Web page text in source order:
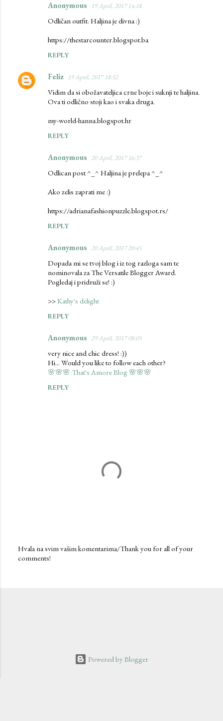
Anonymous 19 April, 2017 14:18
Odličan outfit. Haljina je divna :)
https://thestarcounter.blogspot.ba
REPLY
Feliz 19 April, 2017 18:52
Vidim da si obožavateljica crne boje i suknji te haljina.
Ova ti odlično stoji kao i svaka druga.
my-world-hanna.blogspot.hr
REPLY
Anonymous 20 April, 2017 16:37
Odlican post ^_^ Haljina je prelepa ^_^
Ako zelis zaprati me :)
https://adrianafashionpuzzle.blogspot.rs/
REPLY
Anonymous 20 April, 2017 20:45
Dopada mi se tvoj blog i iz tog razloga sam te
nominovala za The Versatile Blogger Award.
Pogledaj i pridruži se! :)
>>Kathy's delight
REPLY
Anonymous 29 April, 2017 08:05
very nice and chic dress! :))
Hi... Would you like to follow each other?
🌸🌸🌸 That's Amore Blog 🌸🌸🌸
REPLY
P
Hvala na svim vašim komentarima/Thank you for all of your
comments!
Powered by Blogger